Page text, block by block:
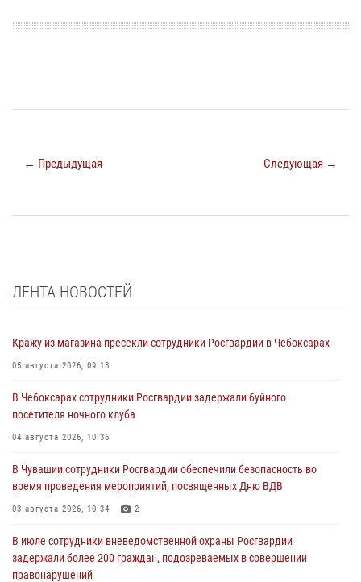
← Предыдущая Следующая →
ЛЕНТА НОВОСТЕЙ
Кражу из магазина пресекли сотрудники Росгвардии в Чебоксарах
05 августа 2026, 09:18
В Чебоксарах сотрудники Росгвардии задержали буйного
посетителя ночного клуба
04 августа 2026, 10:36
В Чувашии сотрудники Росгвардии обеспечили безопасность во
время проведения мероприятий, посвященных Дню ВДВ
03 августа 2026, 10:34 2
В июле сотрудники вневедомственной охраны Росгвардии
задержали более 200 граждан, подозреваемых в совершении
правонарушений